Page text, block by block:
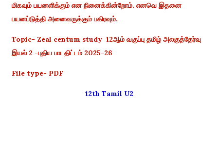
மிகவும் பயனளிக்கும் என நினைக்கின்றோம். எனவெ இதனை
பயனப்டுத்தி அனைவருக்கும் பகிரவும்.
Topic- Zeal centum study 12ஆம் வகுப்பு தமிழ் அலகுத்தேர்வு
இயல் 2 -புதிய பாடதிட்டம் 2025-26
File type- PDF
12th Tamil U2